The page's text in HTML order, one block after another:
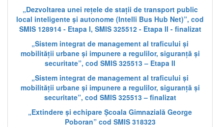
„Dezvoltarea unei rețele de stații de transport public
local inteligente și autonome (Intelli Bus Hub Net)”, cod
SMIS 128914 - Etapa I, SMIS 325512 - Etapa II - finalizat
„Sistem integrat de management al traficului și
mobilității urbane și impunere a regulilor, siguranță și
securitate”, cod SMIS 325513 – Etapa II
„Sistem integrat de management al traficului și
mobilității urbane și impunere a regulilor, siguranță și
securitate”, cod SMIS 325513 – finalizat
„Extindere și echipare Școala Gimnazială George
Poboran” cod SMIS 318323